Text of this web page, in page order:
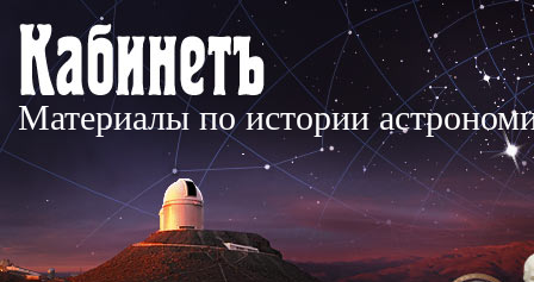
Материалы по истории